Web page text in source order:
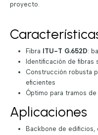
proyecto.
Fibra ITU-T G.652D:
Identificación de fibras
Construcción robusta
eficientes
Óptimo para tramos
Aplicaciones
Backbone de